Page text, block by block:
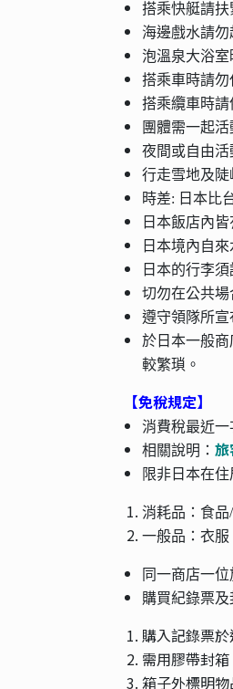
搭乘快艇請扶
海邊戲水請勿
泡溫泉大浴
搭乘車時請
搭乘纜車時請
團體需一起
夜間或自由活
行走雪地及陡
時差: 日本比
日本飯店內
日本境內自
日本的行李
切勿在公共場
遵守領隊所宣
於日本一般
較繁瑣。
【免稅規定】
消費稅最近一
相關說明：
限非日本在
消耗品：食品
一般品：衣服
同一商店一
購買紀錄票及
購入記錄票
需用膠帶封
箱子外標明